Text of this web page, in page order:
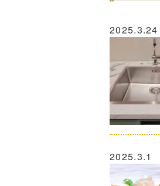
2025.3.24
2025.3.1